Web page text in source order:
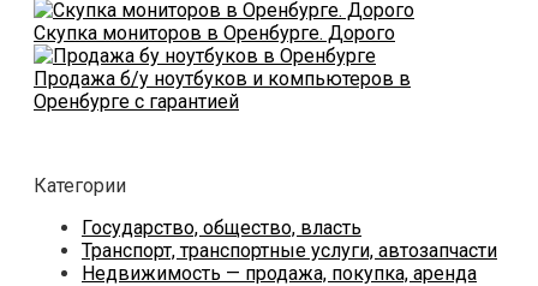
Скупка мониторов в Оренбурге. Дорого
Продажа б/у ноутбуков и компьютеров в
Оренбурге с гарантией
Категории
Государство, общество, власть
Транспорт, транспортные услуги, автозапчасти
Недвижимость — продажа, покупка, аренда